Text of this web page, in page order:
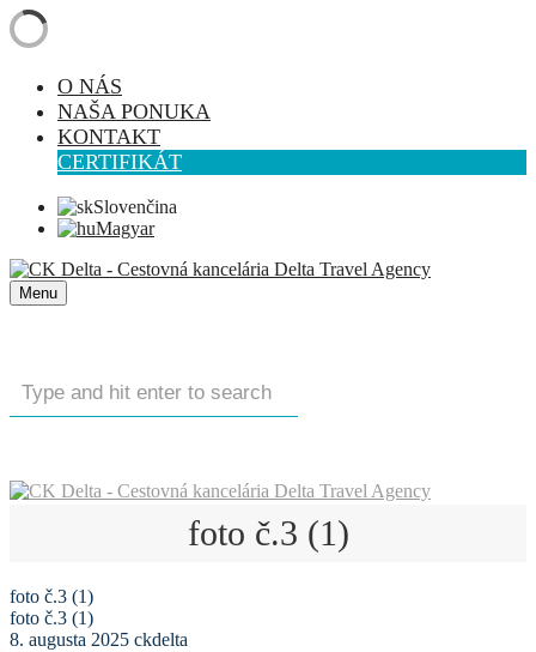
O NÁS
NAŠA PONUKA
KONTAKT
CERTIFIKÁT
Slovenčina
Magyar
Menu
foto č.3 (1)
foto č.3 (1)
foto č.3 (1)
8. augusta 2025 ckdelta